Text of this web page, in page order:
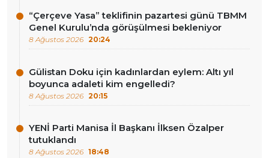
“Çerçeve Yasa” teklifinin pazartesi günü TBMM
Genel Kurulu’nda görüşülmesi bekleniyor
8 Ağustos 2026 20:24
Gülistan Doku için kadınlardan eylem: Altı yıl
boyunca adaleti kim engelledi?
8 Ağustos 2026 20:15
YENİ Parti Manisa İl Başkanı İlksen Özalper
tutuklandı
8 Ağustos 2026 18:48